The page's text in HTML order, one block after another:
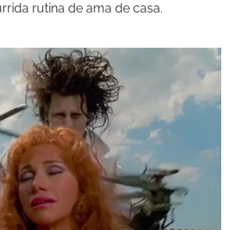
rutina de ama de casa.